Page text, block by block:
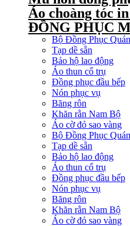
Áo choàng tóc
ĐỒNG PHỤC
Bộ Đồng Phục
Tạp dề sẵn
Bảo hộ lao động
Áo thun cổ trụ
Đồng phục đầu bếp
Nón phục vụ
Băng rôn
Khăn rằn Nam Bộ
Áo cờ đỏ sao vàng
Bộ Đồng Phục
Tạp dề sẵn
Bảo hộ lao động
Áo thun cổ trụ
Đồng phục đầu bếp
Nón phục vụ
Băng rôn
Khăn rằn Nam Bộ
Áo cờ đỏ sao vàng